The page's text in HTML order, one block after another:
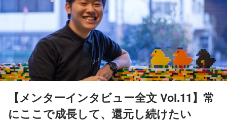
【メンターインタビュー全文 Vol.11】常
にここで成長して、還元し続けたい